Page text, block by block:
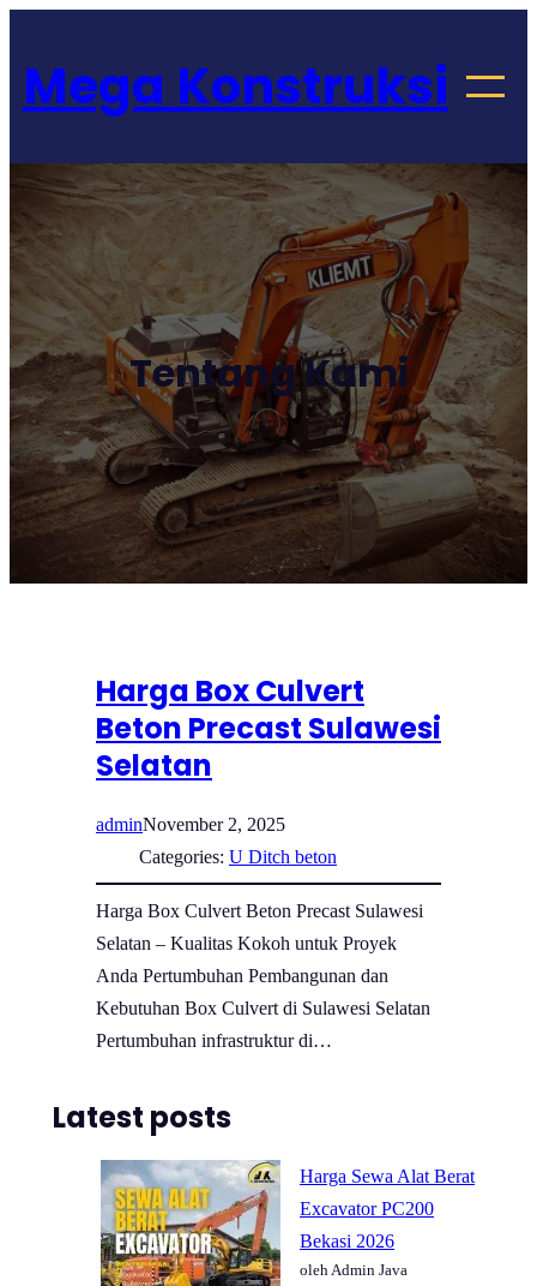
konten
Mega Konstruksi
Tentang Kami
Harga Box Culvert
Beton Precast Sulawesi
Selatan
adminNovember 2, 2025
Categories: U Ditch beton
Harga Box Culvert Beton Precast Sulawesi
Selatan – Kualitas Kokoh untuk Proyek
Anda Pertumbuhan Pembangunan dan
Kebutuhan Box Culvert di Sulawesi Selatan
Pertumbuhan infrastruktur di…
Latest posts
Harga Sewa Alat Berat
Excavator PC200
Bekasi 2026
oleh Admin Java